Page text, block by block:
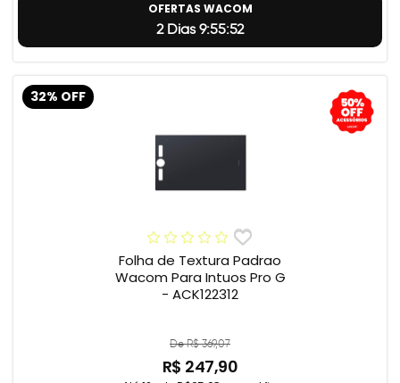
OFERTAS WACOM
2 Dias 9:55:51
32% OFF
Folha de Textura Padrao
Wacom Para Intuos Pro G
- ACK122312
De R$ 369,07
R$ 247,90